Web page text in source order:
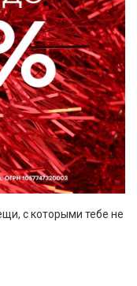
с которыми тебе не